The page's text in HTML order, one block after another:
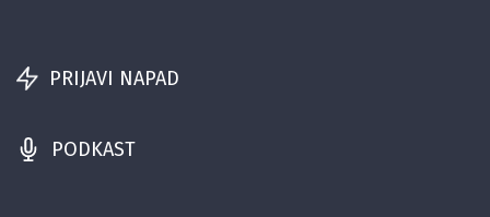
PRIJAVI NAPAD
PODKAST